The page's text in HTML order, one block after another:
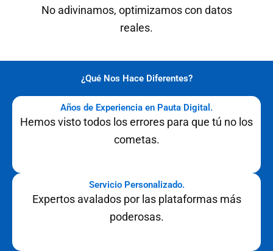
No adivinamos, optimizamos con datos
reales.
¿Qué Nos Hace Diferentes?
Años de Experiencia en Pauta Digital.
Hemos visto todos los errores para que tú no los
cometas.
Servicio Personalizado.
Expertos avalados por las plataformas más
poderosas.